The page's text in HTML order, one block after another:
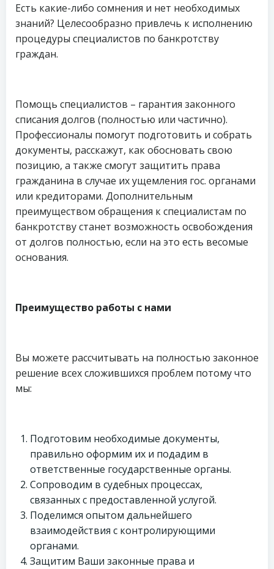
Есть какие-либо сомнения и нет необходимых
знаний? Целесообразно привлечь к исполнению
процедуры специалистов по банкротству
граждан.
Помощь специалистов – гарантия законного
списания долгов (полностью или частично).
Профессионалы помогут подготовить и собрать
документы, расскажут, как обосновать свою
позицию, а также смогут защитить права
гражданина в случае их ущемления гос. органами
или кредиторами. Дополнительным
преимуществом обращения к специалистам по
банкротству станет возможность освобождения
от долгов полностью, если на это есть весомые
основания.
Преимущество работы с нами
Вы можете рассчитывать на полностью законное
решение всех сложившихся проблем потому что
мы:
Подготовим необходимые документы,
правильно оформим их и подадим в
ответственные государственные органы.
Сопроводим в судебных процессах,
связанных с предоставленной услугой.
Поделимся опытом дальнейшего
взаимодействия с контролирующими
органами.
Защитим Ваши законные права и